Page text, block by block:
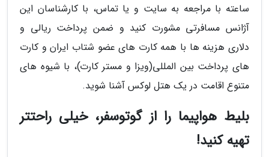
ساعته با مراجعه به سایت و یا تماس، با کارشناسان این
آژانس مسافرتی مشورت کنید و ضمن پرداخت ریالی و
دلاری هزینه ها با همه کارت های عضو شتاب ایران و کارت
های پرداخت بین المللی(ویزا و مستر کارت)، با شیوه های
متنوع اقامت در یک هتل لوکس آشنا شوید.
بلیط هواپیما را از گوتوسفر، خیلی راحتتر
تهیه کنید!